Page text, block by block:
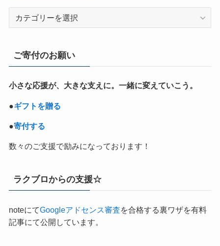
ご寄付のお願い
小さな応援が、大きな支えに。一緒に変えていこう。
●ギフトを贈る
●寄付する
数々のご支援で励みになっております！
ラクブロからの支援☆
noteにてGoogleアドセンス審査を合格する裏ワザを有料
記事にて公開しています。